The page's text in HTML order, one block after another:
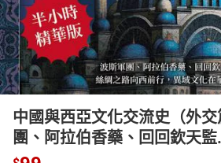
中國與西亞文化交流史（外
團、阿拉伯香藥、回回欽天
前行，異域文化在華熠熠生暉